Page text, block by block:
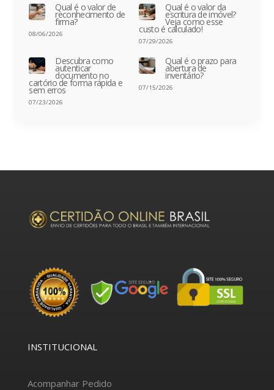
Qual é o valor de
reconhecimento de
firma?
08/06/2026
Qual é o valor da
escritura de imóvel?
Veja como esse
custo é calculado!
07/29/2026
Descubra como
autenticar
documento no
cartório de forma rápida e
sem erros
07/23/2026
Qual é o prazo para
abertura de
inventário?
07/15/2026
INSTITUCIONAL
Acompanhar Pedido